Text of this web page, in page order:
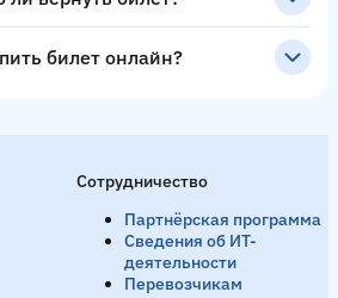
билет онлайн?
Сотрудничество
Партнёрская программа
Сведения об ИТ-
деятельности
Перевозчикам